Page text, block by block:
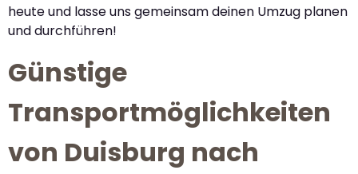
heute und lasse uns gemeinsam deinen Umzug planen
und durchführen!
Günstige
Transportmöglichkeiten
von Duisburg nach